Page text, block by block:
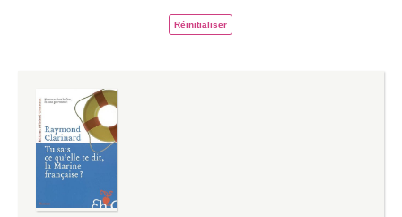
Réinitialiser